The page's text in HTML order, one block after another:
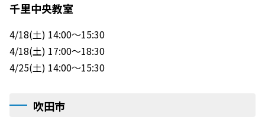
千里中央教室
4/18(土) 14:00～15:30
4/18(土) 17:00～18:30
4/25(土) 14:00～15:30
吹田市